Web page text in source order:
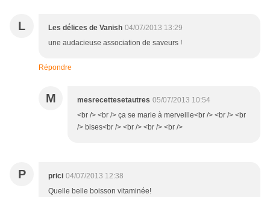
L Les délices de Vanish 04/07/2013 13:29
une audacieuse association de saveurs !
Répondre
M mesrecettesetautres 05/07/2013 10:54
<br /> <br /> ça se marie à merveille<br /> <br /> <br
/> bises<br /> <br /> <br /> <br />
P prici 04/07/2013 12:38
Quelle belle boisson vitaminée!